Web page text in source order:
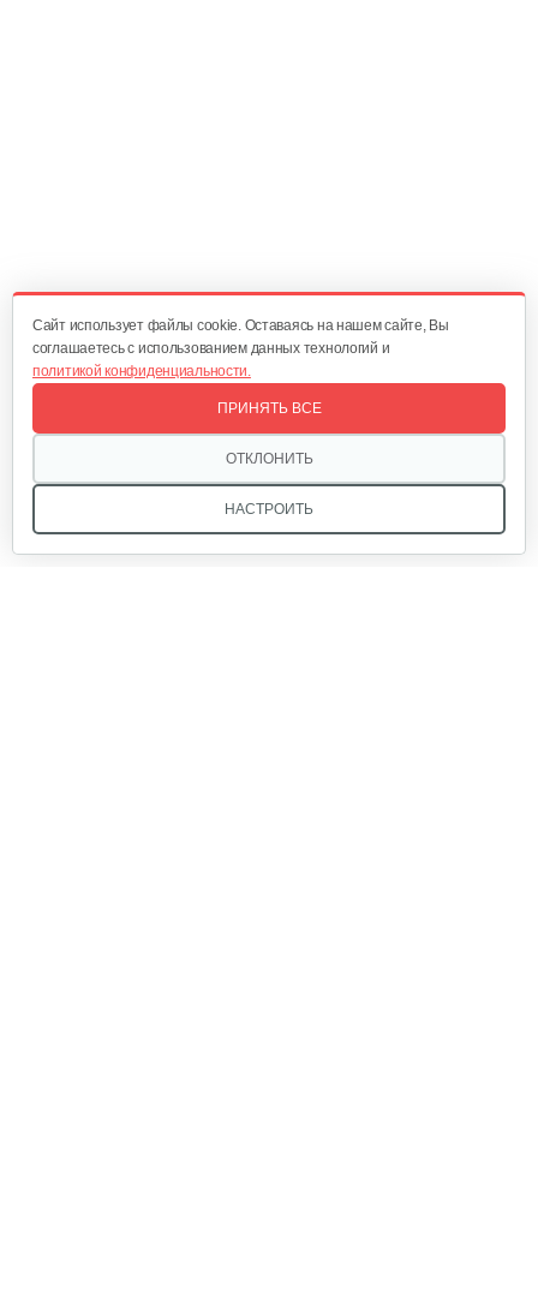
Cайт использует файлы cookie. Оставаясь на нашем сайте, Вы
соглашаетесь с использованием данных технологий и
политикой конфиденциальности.
НАСТРОИТЬ
ОТКЛОНИТЬ
ПРИНЯТЬ ВСЕ